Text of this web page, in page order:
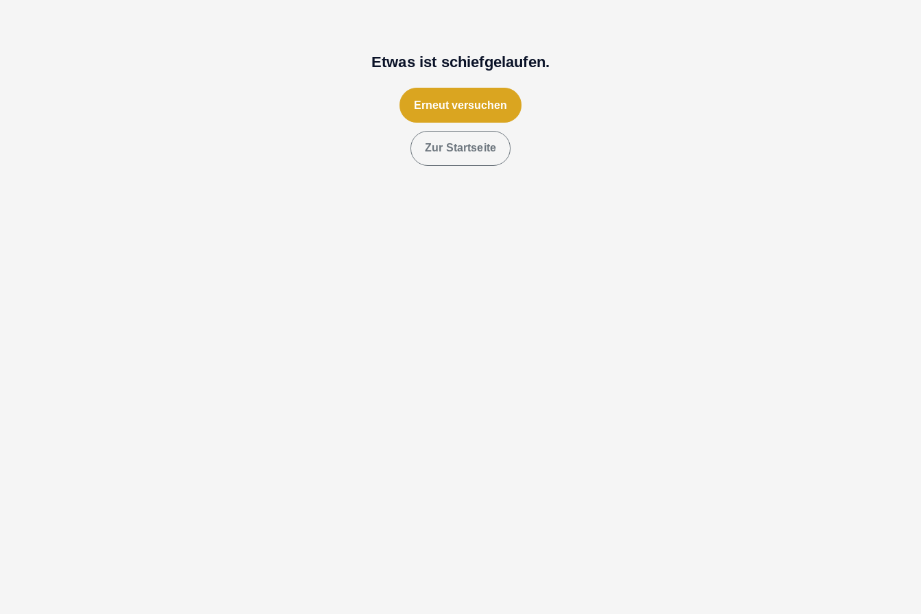
Etwas ist schiefgelaufen.
Erneut versuchen
Zur Startseite